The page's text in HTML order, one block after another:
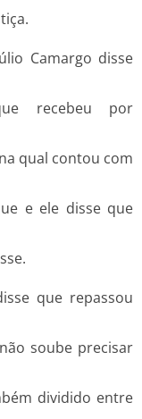
Camargo disse
recebeu por
qual contou com
e ele disse que
que repassou
soube precisar
dividido entre